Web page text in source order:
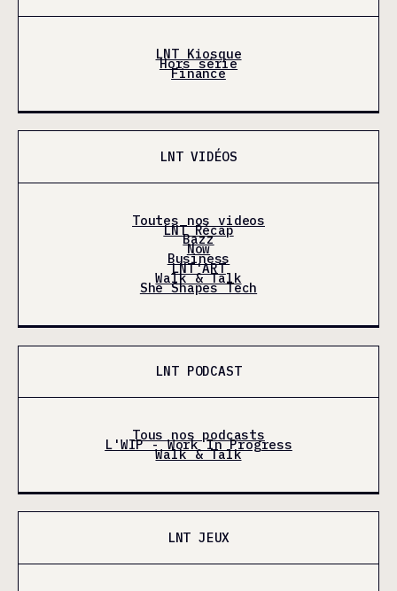
LNT Kiosque
Hors série
Finance
LNT VIDÉOS
Toutes nos videos
LNT Récap
Bazz
Now
Business
LNT'ART
Walk & Talk
She Shapes Tech
LNT PODCAST
Tous nos podcasts
L'WIP - Work In Progress
Walk & Talk
LNT JEUX